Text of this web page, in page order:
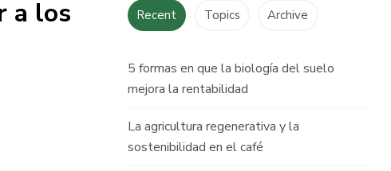
a los
Recent Topics Archive
5 formas en que la biología del suelo
mejora la rentabilidad
La agricultura regenerativa y la
sostenibilidad en el café